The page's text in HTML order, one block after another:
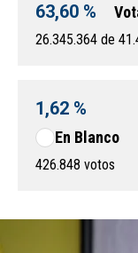
63,60 %
26.345.364 de
1,62 %
En Blanco
426.848 votos